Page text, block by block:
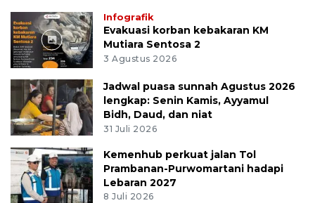
Infografik
Evakuasi korban kebakaran KM
Mutiara Sentosa 2
3 Agustus 2026
Jadwal puasa sunnah Agustus 2026
lengkap: Senin Kamis, Ayyamul
Bidh, Daud, dan niat
31 Juli 2026
Kemenhub perkuat jalan Tol
Prambanan-Purwomartani hadapi
Lebaran 2027
8 Juli 2026